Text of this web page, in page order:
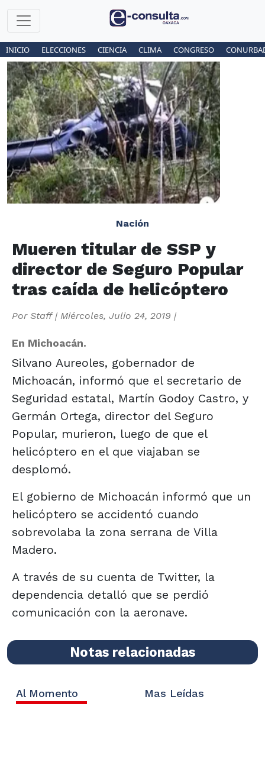
INICIO ELECCIONES CIENCIA CLIMA CONGRESO
Nación
Mueren titular de SSP y
director de Seguro Popular
tras caída de helicóptero
Por Staff| Miércoles, Julio 24, 2019 |
En Michoacán.
Silvano Aureoles, gobernador de
Michoacán, informó que el secretario de
Seguridad estatal, Martín Godoy Castro, y
Germán Ortega, director del Seguro
Popular, murieron, luego de que el
helicóptero en el que viajaban se
desplomó.
El gobierno de Michoacán informó que un
helicóptero se accidentó cuando
sobrevolaba la zona serrana de Villa
Madero.
A través de su cuenta de Twitter, la
dependencia detalló que se perdió
comunicación con la aeronave.
Notas relacionadas
Al Momento Mas Leídas